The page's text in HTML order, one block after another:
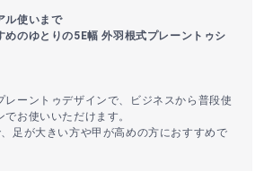
ル使いまで
めのゆとりの5E幅 外羽根式プレーントゥシ
レーントゥデザインで、ビジネスから普段使
お使いいただけます。
足が大きい方や甲が高めの方におすすめで